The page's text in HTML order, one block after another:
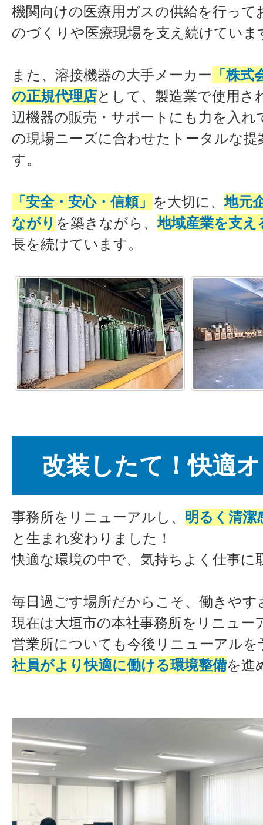
機関向けの医療用ガスの供給を行って
のづくりや医療現場を支え続けていま
また、溶接機器の大手メーカー 「株
の正規代理店として、製造業で使用さ
辺機器の販売・サポートにも力を入れ
の現場ニーズに合わせたトータルな
す。
「安全・安心・信頼」 を大切に、地元
ながり を築きながら、地域産業を支え
長を続けています。
改装したて！快適
事務所をリニューアルし、 明るく清潔
と生まれ変わりました！
快適な環境の中で、気持ちよく仕事に
毎日過ごす場所だからこそ、働きやす
現在は大垣市の本社事務所をリニュー
営業所についても今後リニューアルを
社員がより快適に働ける環境整備を進